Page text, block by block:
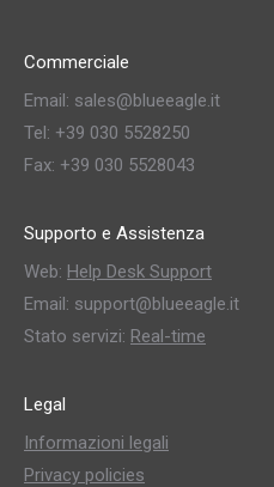
Commerciale
Email: sales@blueeagle.it
Tel: +39 030 5528250
Fax: +39 030 5528043
Supporto e Assistenza
Web: Help Desk Support
Email: support@blueeagle.it
Stato servizi: Real-time
Legal
Informazioni legali
Privacy policies